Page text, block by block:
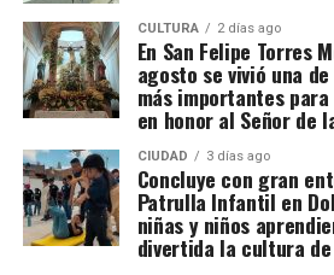
CULTURA 2 días ago
En San Felipe Torres
agosto se vivió una
más importantes
en honor al Señor de
CIUDAD 3 días ago
Concluye con gran
Patrulla Infantil en
niñas y niños
divertida la cultura